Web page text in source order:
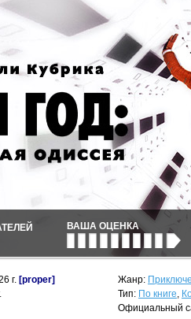
ВАША ОЦЕНКА
г. [proper]
Жанр:
Тип: По книге,
Официальный